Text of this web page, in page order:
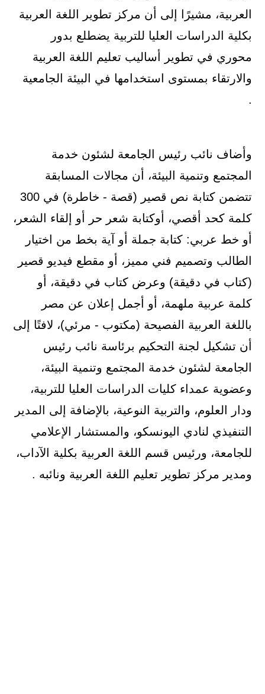
العربية، مشيرًا إلى أن مركز تطوير اللغة العربية
بكلية الدراسات العليا للتربية يضطلع بدور
محوري في تطوير أساليب تعليم اللغة العربية
والارتقاء بمستوى استخدامها في البيئة الجامعية
.
وأضاف نائب رئيس الجامعة لشئون خدمة
المجتمع وتنمية البيئة، أن مجالات المسابقة
تتضمن كتابة نص قصير (قصة - خاطرة) في 300
كلمة كحد أقصي، أوكتابة شعر حر أو إلقاء الشعر،
أو خط عربي: كتابة جملة أو آية بخط من اختيار
الطالب وتصميم فني مميز، أو مقطع فيديو قصير
(كتاب في دقيقة) وعرض كتاب في دقيقة، أو
كلمة عربية ملهمة، أو أجمل إعلان عن مصر
باللغة العربية الفصيحة (مكتوب - مرئي)، لافتًا إلى
أن تشكيل لجنة التحكيم برئاسة نائب رئيس
الجامعة لشئون خدمة المجتمع وتنمية البيئة،
وعضوية عمداء كليات الدراسات العليا للتربية،
ودار العلوم، والتربية النوعية، بالإضافة إلى المدير
التنفيذي لنادي اليونسكو، والمستشار الإعلامي
للجامعة، ورئيس قسم اللغة العربية بكلية الآداب،
ومدير مركز تطوير تعليم اللغة العربية ونائبه .